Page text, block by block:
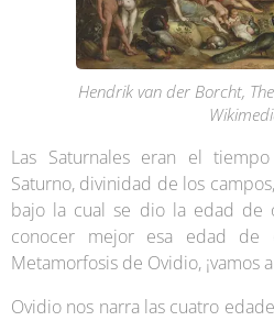
Hendrik van der Borcht,
Las Saturnales eran el
Saturno, divinidad de los
bajo la cual se dio la edad de
conocer mejor esa edad
Metamorfosis de Ovidio, ¡vamos
Ovidio nos narra las cuatro